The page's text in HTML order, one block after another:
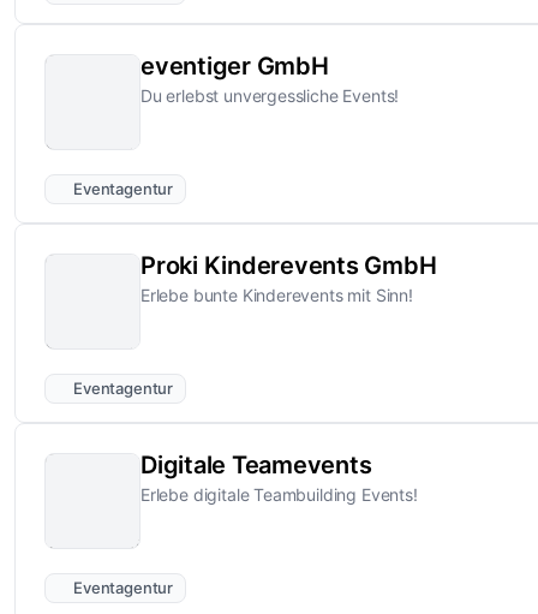
eventiger GmbH
Du erlebst unvergessliche Events!
Eventagentur
Proki Kinderevents GmbH
Erlebe bunte Kinderevents mit Sinn!
Eventagentur
Digitale Teamevents
Erlebe digitale Teambuilding Events!
Eventagentur